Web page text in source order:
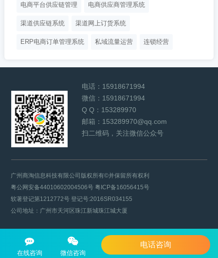
电商平台供应链管理 电商供应商管理系统
渠道供应链系统 渠道网上订货系统
ERP电商订单管理系统 私域流量运营 连锁经营
在线咨询 微信咨询
电话咨询
电话： 15918671994
微信： 15918671994
Q Q： 153289970
邮箱： 153289970@qq.com
扫二维码，关注微信公众号
广州商淘信息科技有限公司版权所有©并保留所有权利
粤公网安备44010602004506号粤ICP备16056415号
软著登记第1212772号 登记号:2016SR034155
公司地址：广州市天河区珠江新城珠江城大厦